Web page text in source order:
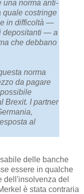
una norma anti-
quale costringe
in difficoltà —
depositanti — a
che debbano
norma
da pagare
Brexit. I partner
al
delle banche
essere in qualche
dell'insolvenza del
è stata contraria